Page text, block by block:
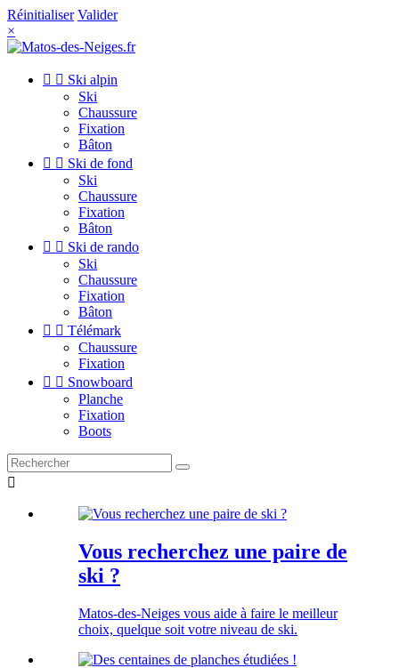
Réinitialiser Valider
×
  Ski alpin
Ski
Chaussure
Fixation
Bâton
  Ski de fond
Ski
Chaussure
Fixation
Bâton
  Ski de rando
Ski
Chaussure
Fixation
Bâton
  Télémark
Chaussure
Fixation
  Snowboard
Planche
Fixation
Boots

Vous recherchez une paire de
ski ?
Matos-des-Neiges vous aide à faire le meilleur
choix, quelque soit votre niveau de ski.